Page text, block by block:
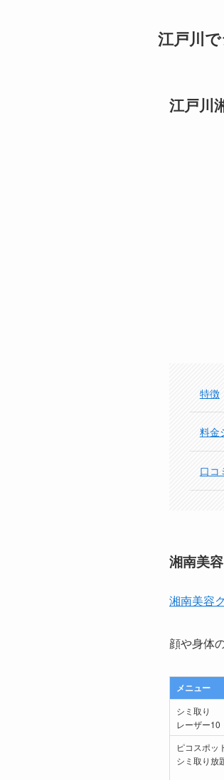
江戸川
江戸川
特徴
料金
口コ
湘南美
湘南美容
顔や身体
メニュー
シミ取り
レーザー10
ピコスポッ
シミ取り放